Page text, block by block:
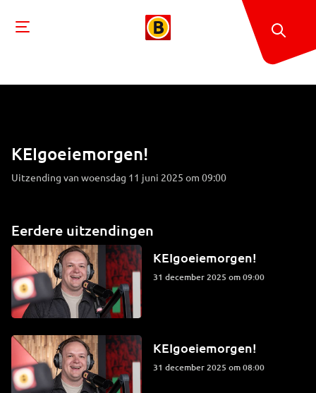
KEIgoeiemorgen!
Uitzending van woensdag 11 juni 2025 om 09:00
Eerdere uitzendingen
KEIgoeiemorgen!
31 december 2025 om 09:00
KEIgoeiemorgen!
31 december 2025 om 08:00